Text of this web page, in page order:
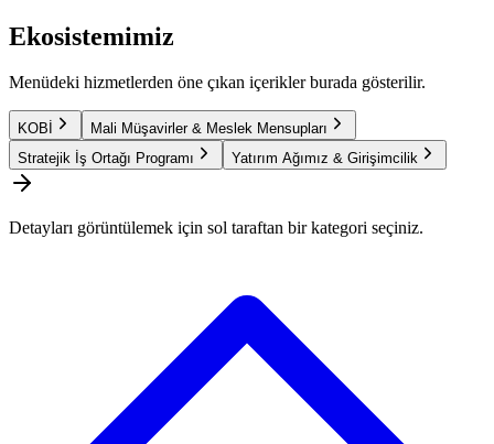
Ekosistemimiz
Menüdeki hizmetlerden öne çıkan içerikler burada gösterilir.
KOBİ
Mali Müşavirler & Meslek Mensupları
Stratejik İş Ortağı Programı
Yatırım Ağımız & Girişimcilik
Detayları görüntülemek için sol taraftan bir kategori seçiniz.